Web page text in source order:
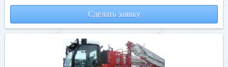
Сделать заявку